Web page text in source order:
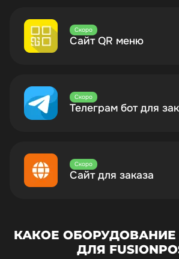
Скоро
Сайт QR меню
Скоро
Телеграм бот для
Скоро
Сайт для заказа
КАКОЕ
ДЛЯ